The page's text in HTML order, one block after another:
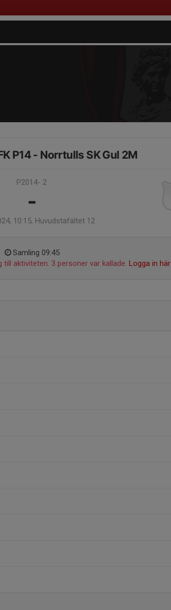
P14 - Norrtulls SK Gul 2M
P2014- 2
-
10:15, Huvudstafältet 12
Samling 09:45
till aktiviteten. 3 personer var kallade. Logga in här